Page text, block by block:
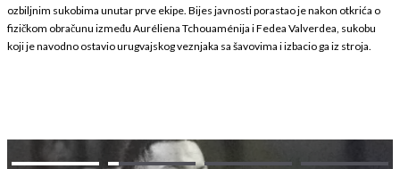
ozbiljnim sukobima unutar prve ekipe. Bijes javnosti porastao je nakon otkrića o
fizičkom obračunu između Auréliena Tchouaménija i Fedea Valverdea, sukobu
koji je navodno ostavio urugvajskog veznjaka sa šavovima i izbacio ga iz stroja.